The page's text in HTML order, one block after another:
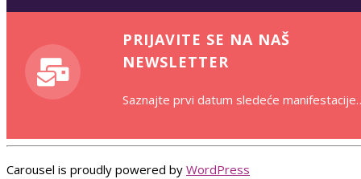
PRIJAVITE SE NA NAŠ
NEWSLETTER
Saznajte prvi datum sledeće
Carousel is proudly powered by WordPress